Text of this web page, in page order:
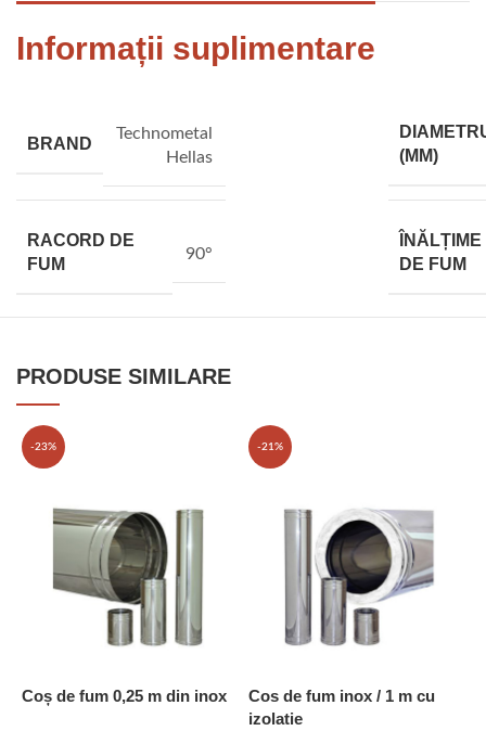
Informații suplimentare
BRAND
Technometal
Hellas
(MM)
RACORD DE
FUM
90°
DE FUM
PRODUSE SIMILARE
-23%
Coș de fum 0,25 m din inox
-21%
Cos de fum inox / 1 m cu
izolatie